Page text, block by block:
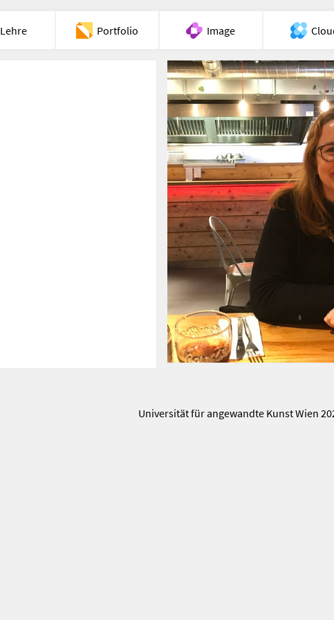
Lehre Portfolio Image
Meet
Universität für angewandte Kunst Wien